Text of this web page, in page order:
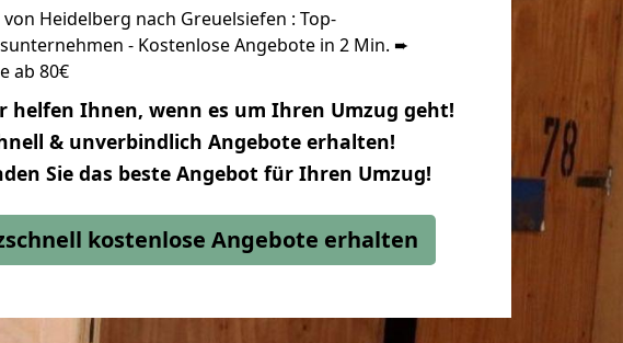
Heidelberg nach Greuelsiefen : Top-
- Kostenlose Angebote in 2 Min. ➨
ab 80€
helfen Ihnen, wenn es um Ihren Umzug geht!
& unverbindlich Angebote erhalten!
Sie das beste Angebot für Ihren Umzug!
kostenlose Angebote erhalten